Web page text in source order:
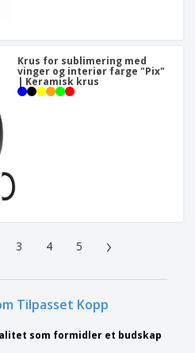
Krus for sublimering med
vinger og interiør farge "Pix"
| Keramisk krus
3 4 5 ›
Tilpasset Kopp
som formidler et budskap